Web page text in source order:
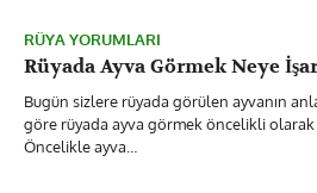
RÜYA YORUMLARI
Rüyada Ayva Görmek Neye
Bugün sizlere rüyada görülen ayvanın
göre rüyada ayva görmek öncelikli
Öncelikle ayva…